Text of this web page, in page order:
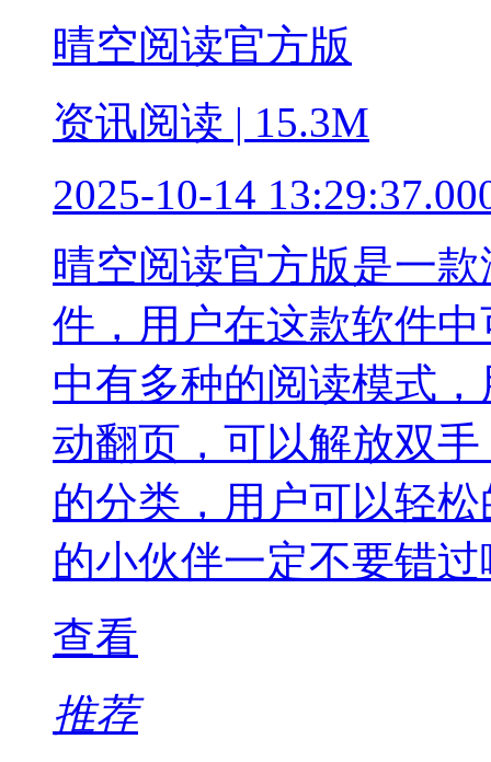
晴空阅读官方版
资讯阅读 | 15.3M
2025-10-14
晴空阅读官方版是一
件，用户在这款软件
中有多种的阅读模式
动翻页，可以解放双
的分类，用户可以轻
的小伙伴一定不要错过
查看
推荐